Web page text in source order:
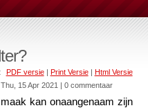
PDF versie| Print Versie| Html Versie
Thu, 15 Apr 2021 | 0 commentaar
kan onaangenaam zijn